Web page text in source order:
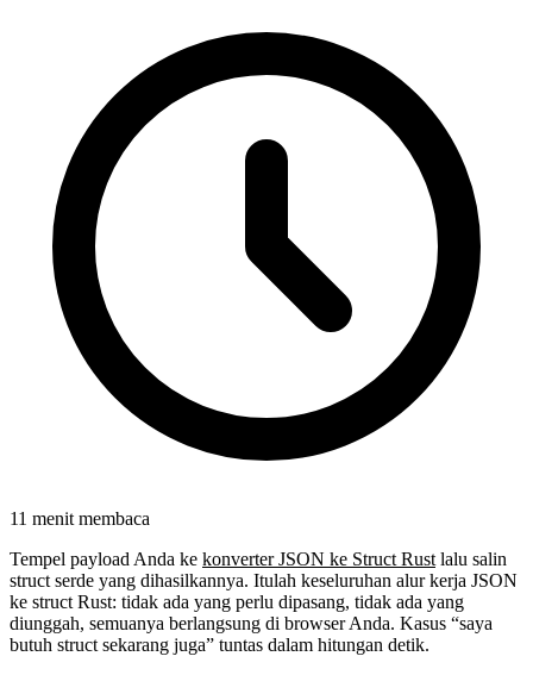
11 menit membaca
Tempel payload Anda ke konverter JSON ke Struct Rust lalu salin
struct serde yang dihasilkannya. Itulah keseluruhan alur kerja JSON
ke struct Rust: tidak ada yang perlu dipasang, tidak ada yang
diunggah, semuanya berlangsung di browser Anda. Kasus “saya
butuh struct sekarang juga” tuntas dalam hitungan detik.